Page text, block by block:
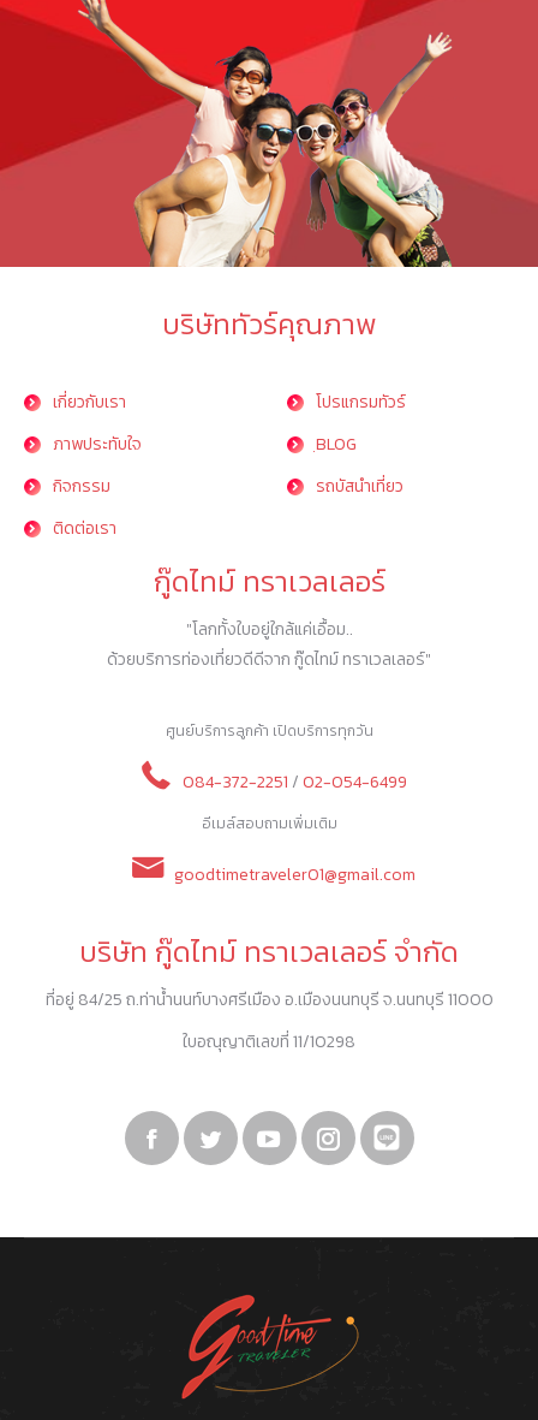
บริษัททัวร์คุณภาพ
เกี่ยวกับเรา
ภาพประทับใจ
กิจกรรม
ติดต่อเรา
โปรแกรมทัวร์
ฺBLOG
รถบัสนำเที่ยว
กู๊ดไทม์ ทราเวลเลอร์
"โลกทั้งใบอยู่ใกล้แค่เอื้อม..
ด้วยบริการท่องเที่ยวดีดีจาก กู๊ดไทม์ ทราเวลเลอร์"
ศูนย์บริการลูกค้า เปิดบริการทุกวัน
084-372-2251 /02-054-6499
อีเมล์สอบถามเพิ่มเติม
goodtimetraveler01@gmail.com
บริษัท กู๊ดไทม์ ทราเวลเลอร์ จำกัด
ที่อยู่ 84/25 ถ.ท่าน้ำนนท์บางศรีเมือง อ.เมืองนนทบุรี จ.นนทบุรี 11000
ใบอณุญาติเลขที่ 11/10298
FacebookTwitter YouTubeInstagramLinkedin